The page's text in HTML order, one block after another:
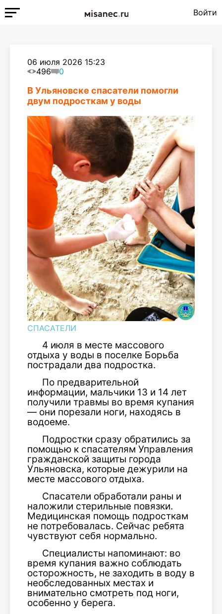
Войти
06 июля 2026 15:23
496
0
В Ульяновске спасатели помогли
двум подросткам у воды
СПАСАТЕЛИ
4 июля в месте массового
отдыха у воды в поселке Борьба
пострадали два подростка.
По предварительной
информации, мальчики 13 и 14 лет
получили травмы во время купания
— они порезали ноги, находясь в
водоеме.
Подростки сразу обратились за
помощью к спасателям Управления
гражданской защиты города
Ульяновска, которые дежурили на
месте массового отдыха.
Спасатели обработали раны и
наложили стерильные повязки.
Медицинская помощь подросткам
не потребовалась. Сейчас ребята
чувствуют себя нормально.
Специалисты напоминают: во
время купания важно соблюдать
осторожность, не заходить в воду в
необследованных местах и
внимательно смотреть под ноги,
особенно у берега.